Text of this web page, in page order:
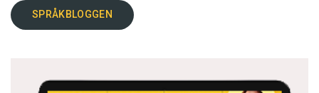
SPRÅKBLOGGEN